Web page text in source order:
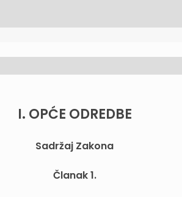
I. OPĆE ODREDBE
Sadržaj Zakona
Članak 1.